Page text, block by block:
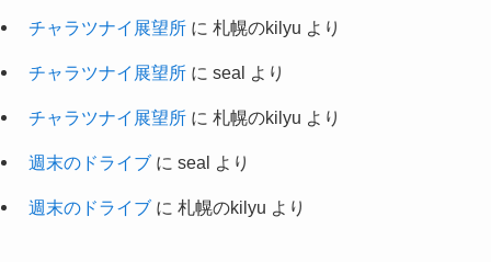
チャラツナイ展望所に 札幌のkilyu より
チャラツナイ展望所に seal より
チャラツナイ展望所に 札幌のkilyu より
週末のドライブに seal より
週末のドライブに 札幌のkilyu より